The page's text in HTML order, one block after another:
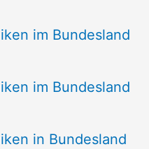
im Bundesland
im Bundesland
in Bundesland